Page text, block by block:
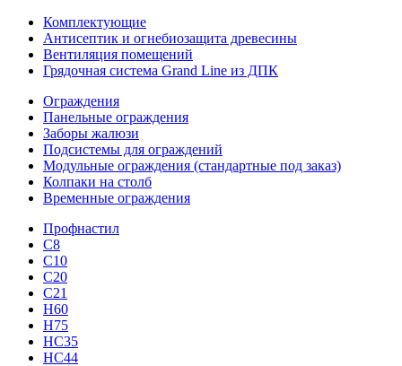
Комплектующие
Антисептик и огнебиозащита древесины
Вентиляция помещений
Грядочная система Grand Line из ДПК
Ограждения
Панельные ограждения
Заборы жалюзи
Подсистемы для ограждений
Модульные ограждения (стандартные под заказ)
Колпаки на столб
Временные ограждения
Профнастил
С8
С10
С20
С21
H60
H75
HС35
НС44